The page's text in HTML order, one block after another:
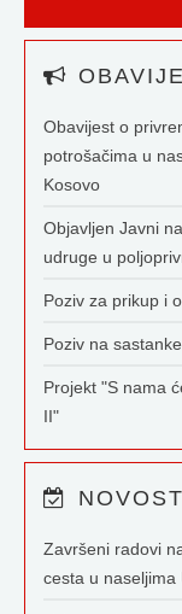
Obavijest o
potrošačima u
Kosovo
Objavljen Javni
udruge u
Poziv za prikup i
Poziv na
Projekt "S nama
II"
Završeni radovi
cesta u naseljima